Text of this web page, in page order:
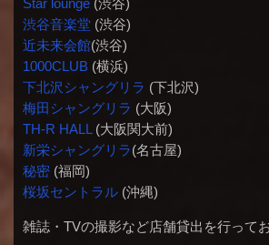
Star lounge(渋谷)
渋谷音楽堂(渋谷)
近未来会館(渋谷)
1000CLUB(横浜)
下北沢シャングリラ (下北沢)
梅田シャングリラ (大阪)
TH-R HALL(大阪関大前)
新栄シャングリラ(名古屋)
秘密(福岡)
桜坂セントラル(沖縄)
雑誌・TVの撮影など店舗貸出を行って